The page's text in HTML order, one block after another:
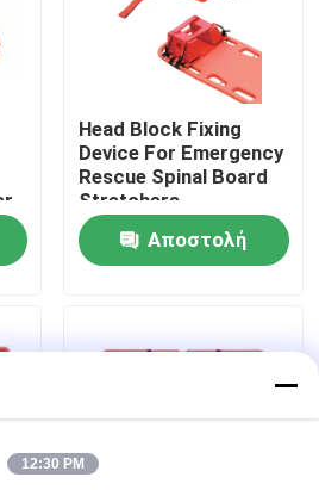
μας
Head Block Fixing
Device For Emergency
Rescue Spinal Board
Stretchers
Αποστολή
12:30 PM